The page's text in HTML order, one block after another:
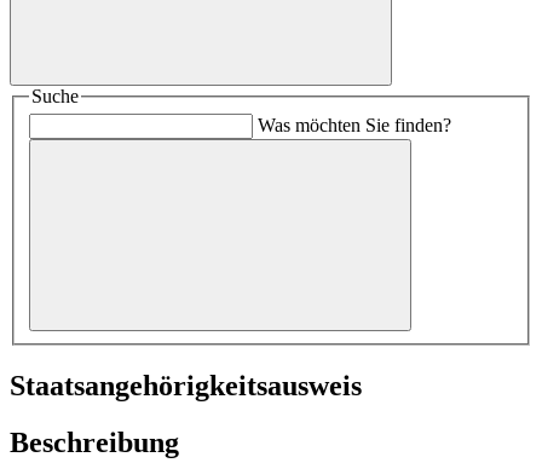
Suche
Was möchten Sie finden?
Staatsangehörigkeitsausweis
Beschreibung